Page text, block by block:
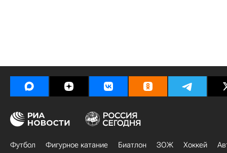
Футбол Фигурное катание Биатлон ЗОЖ Хоккей